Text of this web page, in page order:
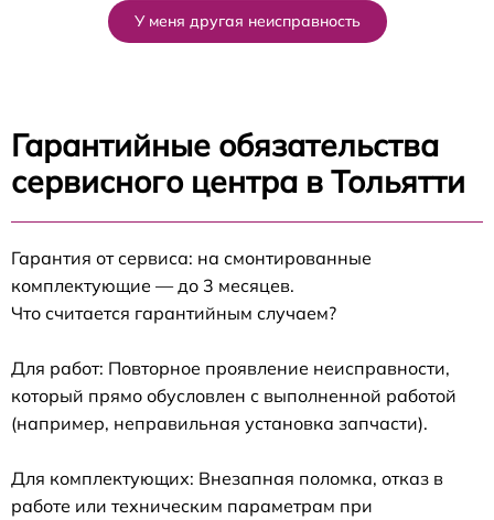
У меня другая неисправность
Гарантийные обязательства
сервисного центра в Тольятти
Гарантия от сервиса: на смонтированные
комплектующие — до 3 месяцев.
Что считается гарантийным случаем?
Для работ: Повторное проявление неисправности,
который прямо обусловлен с выполненной работой
(например, неправильная установка запчасти).
Для комплектующих: Внезапная поломка, отказ в
работе или техническим параметрам при